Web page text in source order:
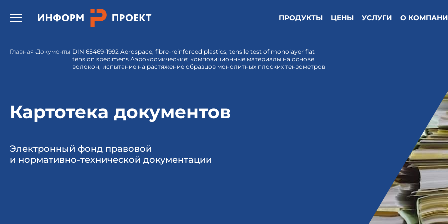
Открыть бургер меню. ПРОДУКТЫ ЦЕНЫ УСЛУГИ О
Главная Документы DIN 65469-1992 Aerospace; fibre-reinforced plastics; tensile test of monolayer flat
tension specimens Аэрокосмические; композиционные материалы на основе
волокон; испытание на растяжение образцов монолитных плоских тензометров
Картотека документов
Электронный фонд правовой
и нормативно-технической документации